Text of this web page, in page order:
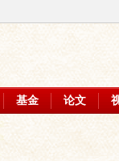
基金 论文